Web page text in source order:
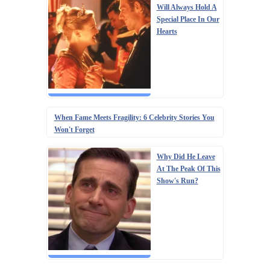
Will Always Hold A
Special Place In Our
Hearts
When Fame Meets Fragility: 6 Celebrity Stories You
Won't Forget
Why Did He Leave
At The Peak Of This
Show's Run?